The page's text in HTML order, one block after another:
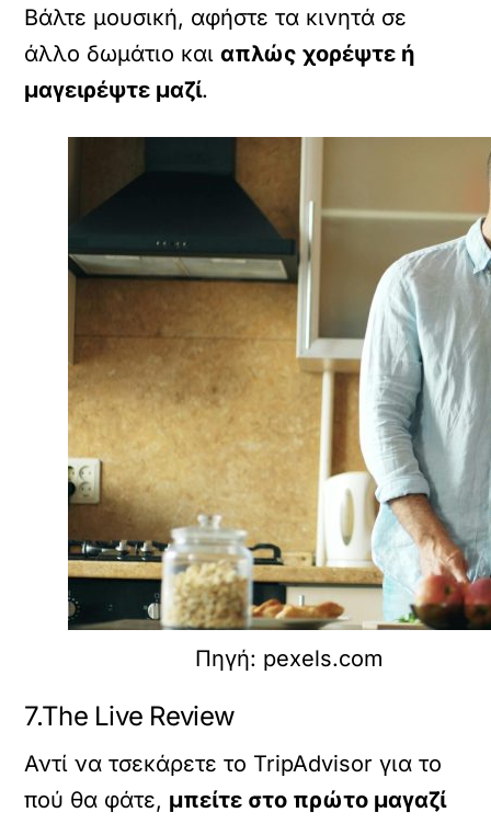
Βάλτε μουσική, αφήστε τα κινητά σε
άλλο δωμάτιο καιαπλώς χορέψτε ή
μαγειρέψτε μαζί.
Πηγή: pexels.com
7.The Live Review
Αντί να τσεκάρετε το TripAdvisor για το
πού θα φάτε, μπείτε στο πρώτο μαγαζί